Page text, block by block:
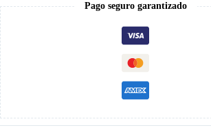
Rojo
Borgoña
cantidad
Pago seguro garantizado